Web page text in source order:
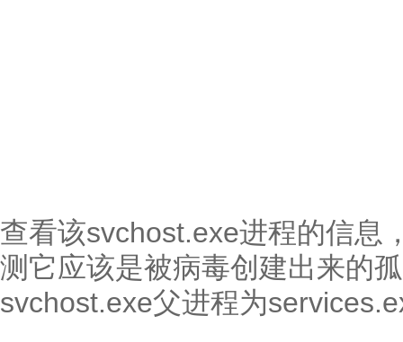
查看该svchost.exe进程的信息
测它应该是被病毒创建出来的
svchost.exe父进程为